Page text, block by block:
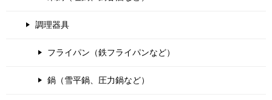
調理器具
フライパン（鉄フライパンなど）
鍋（雪平鍋、圧力鍋など）